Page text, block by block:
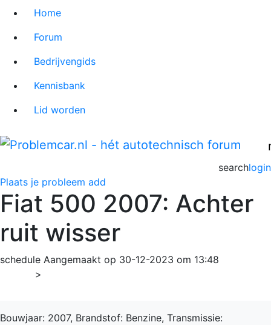
Home
Forum
Bedrijvengids
Kennisbank
Lid worden
login
search
Plaats je probleem add
Fiat 500 2007: Achter
ruit wisser
schedule Aangemaakt op 30-12-2023 om 13:48
>
Bouwjaar: 2007, Brandstof: Benzine, Transmissie: